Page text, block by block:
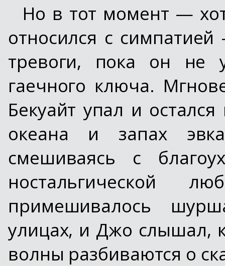
Но в тот момент —
относился с
тревоги, пока он не
гаечного ключа.
Бекуайт упал и
океана и запах
смешиваясь с
ностальгической
примешивалось
улицах, и Джо слышал,
волны разбиваются о